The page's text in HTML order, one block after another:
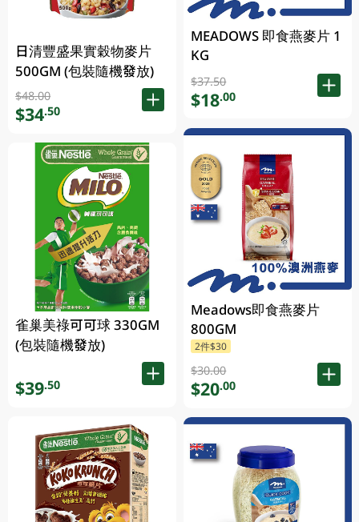
日清豐盛果實穀物麥片
500GM (包裝隨機發放)
$48.00
$34.50
雀巢美祿可可球 330GM
(包裝隨機發放)
$39.50
MEADOWS 即食燕麥片 1
KG
$37.50
$18.00
Meadows即食燕麥片
800GM
2件$30
$30.00
$20.00